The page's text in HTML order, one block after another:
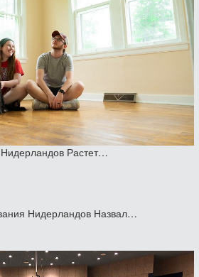
Растет…
Нидерландов Назвал…